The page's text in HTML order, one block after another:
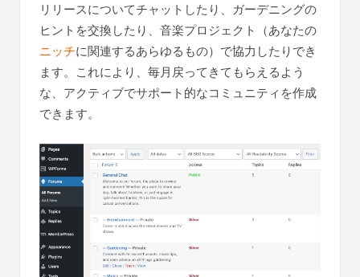
リリースについてチャットしたり、ガーデニングの
ヒントを交換したり、音楽プロジェクト（あなたの
ニッチに関連するあらゆるもの）で協力したりでき
ます。これにより、毎月戻ってきてもらえるよう
な、アクティブでサポート的なコミュニティを作成
できます。